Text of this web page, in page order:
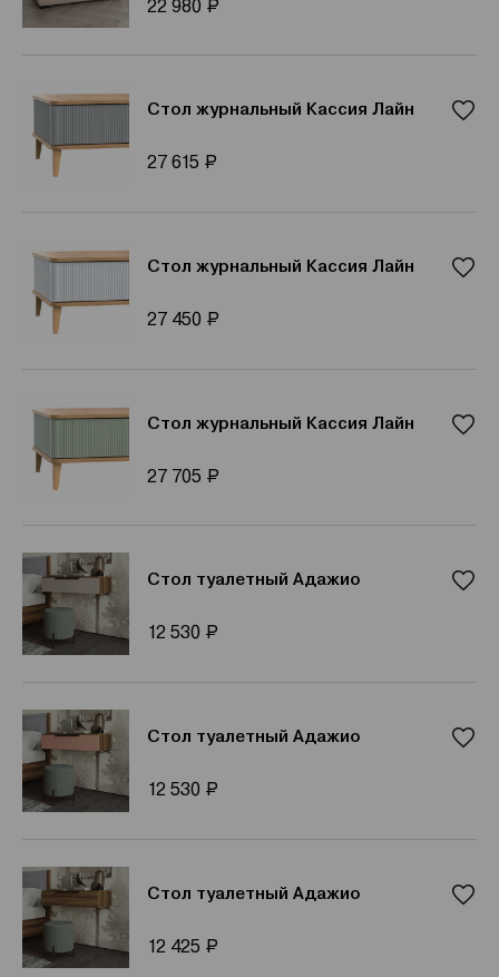
22 980 Р
Стол журнальный Кассия Лайн
27 615 Р
Стол журнальный Кассия Лайн
27 450 Р
Стол журнальный Кассия Лайн
27 705 Р
Стол туалетный Адажио
12 530 Р
Стол туалетный Адажио
12 530 Р
Стол туалетный Адажио
12 425 Р